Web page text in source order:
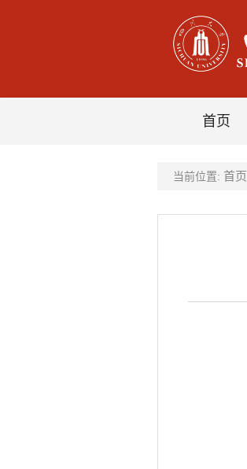
首页
当前位置: 首页